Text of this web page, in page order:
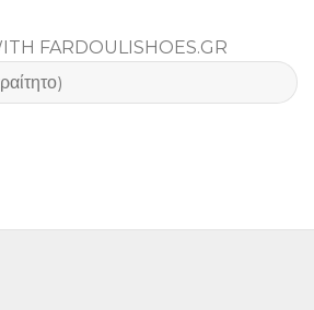
FARDOULISHOES.GR